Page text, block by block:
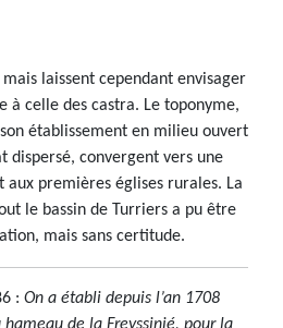
laissent cependant envisager
à celle des castra. Le toponyme,
son établissement en milieu ouvert
dispersé, convergent vers une
premières églises rurales. La
le bassin de Turriers a pu être
mais sans certitude.
: On a établi depuis l’an 1708